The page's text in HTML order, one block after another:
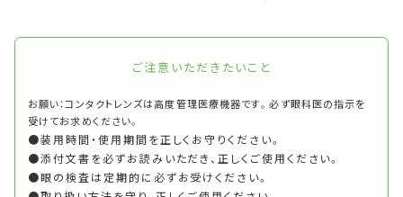
ご注意いただきたいこと
お願い：コンタクトレンズは高度管理医療機器です。必ず眼科医の指示を
受けてお求めください。
装用時間・使用期間を正しくお守りください。
添付文書を必ずお読みいただき、正しくご使用ください。
眼の検査は定期的に必ずお受けください。